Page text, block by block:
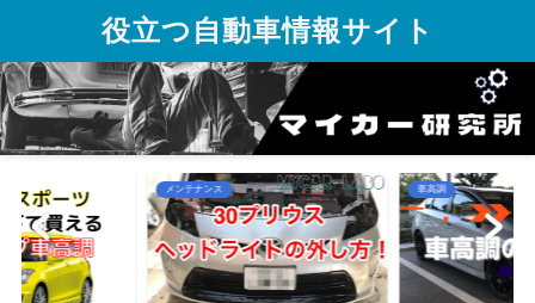
役立つ自動車情報サイト
メンテナンス 車高調